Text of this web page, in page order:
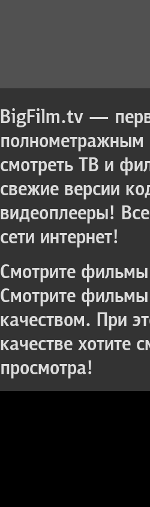
BigFilm.tv —
полнометражным
смотреть ТВ и
свежие версии
видеоплееры!
сети интернет!
Смотрите
Смотрите
качеством. При
качестве хотите
просмотра!